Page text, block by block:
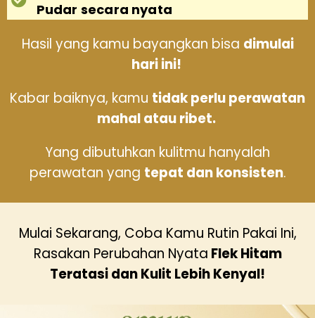
Pudar secara nyata
Hasil yang kamu bayangkan bisa dimulai
hari ini!
Kabar baiknya, kamu tidak perlu perawatan
mahal atau ribet.
Yang dibutuhkan kulitmu hanyalah
perawatan yang tepat dan konsisten.
Mulai Sekarang, Coba Kamu Rutin Pakai Ini,
Rasakan Perubahan Nyata Flek Hitam
Teratasi dan Kulit Lebih Kenyal!